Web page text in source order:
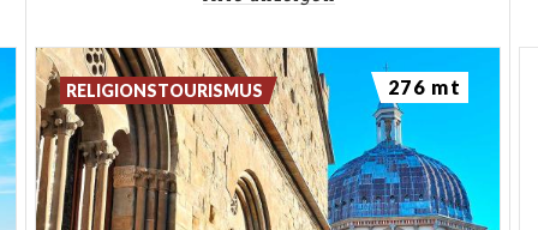
RELIGIONSTOURISMUS 276 mt